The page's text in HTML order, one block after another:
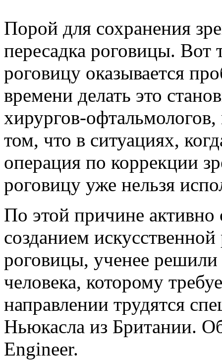
Порой для сохранения
пересадка роговицы. Вот
роговицу оказывается
времени делать это
хирургов-офтальмологов,
том, что в ситуациях,
операция по коррекции
роговицу уже нельзя
По этой причине активно
созданием
роговицы, ученее решили
человека, которому
направлении трудятся
Ньюкасла из Британии.
Engineer.